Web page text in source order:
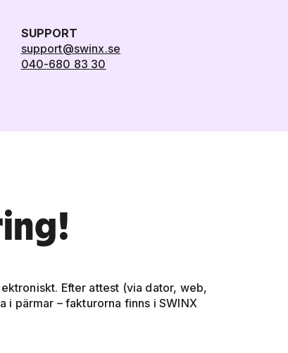
SUPPORT
support@swinx.se
040-680 83 30
Efter attest (via dator, web,
pärmar – fakturorna finns i SWINX